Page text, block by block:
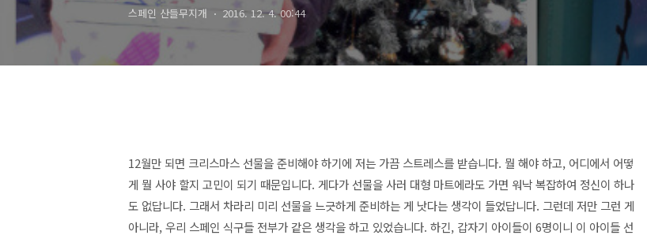
스페인 산들무지개 2016. 12. 4. 00:44
12월만 되면 크리스마스 선물을 준비해야 하기에 저는 가끔 스트레스를 받습니다. 뭘 해야 하고, 어디에서 어떻
게 뭘 사야 할지 고민이 되기 때문입니다. 게다가 선물을 사러 대형 마트에라도 가면 워낙 복잡하여 정신이 하나
도 없답니다. 그래서 차라리 미리 선물을 느긋하게 준비하는 게 낫다는 생각이 들었답니다. 그런데 저만 그런 게
아니라, 우리 스페인 식구들 전부가 같은 생각을 하고 있었습니다. 하긴, 갑자기 아이들이 6명이니 이 아이들 선